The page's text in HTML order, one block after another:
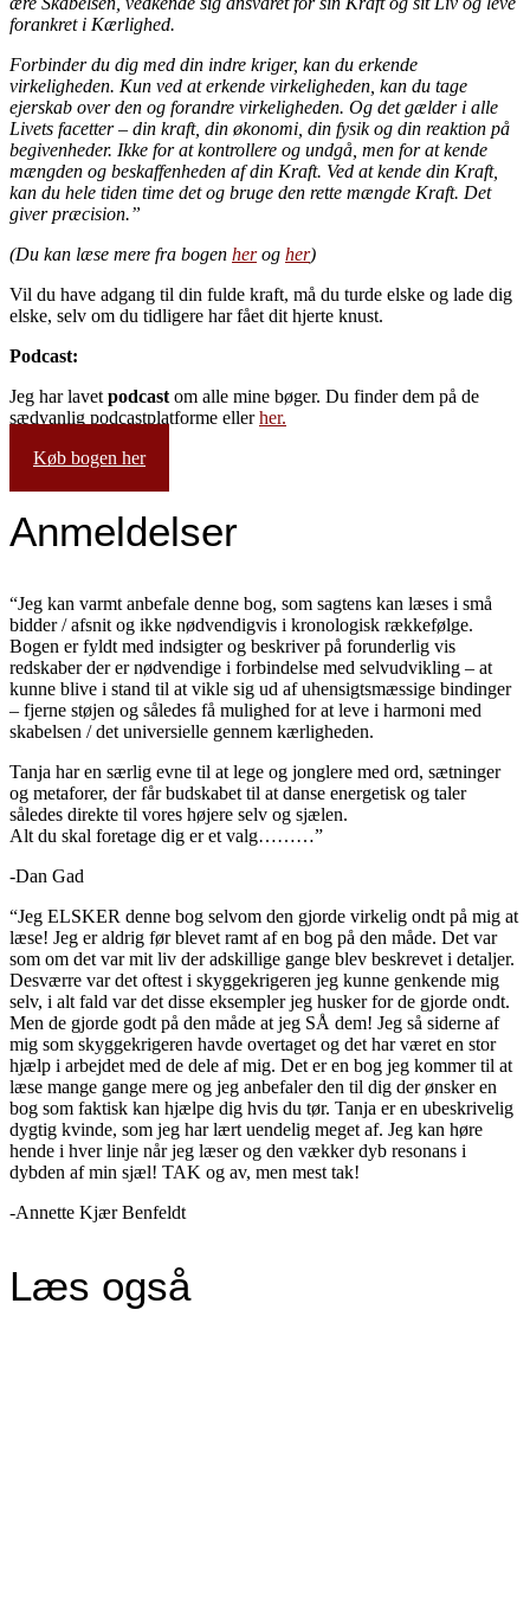
forankret i Kærlighed.
Forbinder du dig med din indre kriger, kan du erkende
virkeligheden. Kun ved at erkende virkeligheden, kan du tage
ejerskab over den og forandre virkeligheden. Og det gælder i alle
Livets facetter – din kraft, din økonomi, din fysik og din reaktion på
begivenheder. Ikke for at kontrollere og undgå, men for at kende
mængden og beskaffenheden af din Kraft. Ved at kende din Kraft,
kan du hele tiden time det og bruge den rette mængde Kraft. Det
giver præcision.”
(Du kan læse mere fra bogen herog her)
Vil du have adgang til din fulde kraft, må du turde elske og lade dig
elske, selv om du tidligere har fået dit hjerte knust.
Podcast:
Jeg har lavet podcast om alle mine bøger. Du finder dem på de
sædvanlig podcastplatforme ellerher.
Køb bogen her
Anmeldelser
“​Jeg kan varmt anbefale denne bog, som sagtens kan læses i små
bidder / afsnit og ikke nødvendigvis i kronologisk rækkefølge.
Bogen er fyldt med indsigter og beskriver på forunderlig vis
redskaber der er nødvendige i forbindelse med selvudvikling – at
kunne blive i stand til at vikle sig ud af uhensigtsmæssige bindinger
– fjerne støjen og således få mulighed for at leve i harmoni med
skabelsen / det universielle gennem kærligheden.
Tanja har en særlig evne til at lege og jonglere med ord, sætninger
og metaforer, der får budskabet til at danse energetisk og taler
således direkte til vores højere selv og sjælen.
Alt du skal foretage dig er et valg………”
​-Dan Gad
“Jeg ELSKER denne bog selvom den gjorde virkelig ondt på mig at
læse! Jeg er aldrig før blevet ramt af en bog på den måde. Det var
som om det var mit liv der adskillige gange blev beskrevet i detaljer.
Desværre var det oftest i skyggekrigeren jeg kunne genkende mig
selv, i alt fald var det disse eksempler jeg husker for de gjorde ondt.
Men de gjorde godt på den måde at jeg SÅ dem! Jeg så siderne af
mig som skyggekrigeren havde overtaget og det har været en stor
hjælp i arbejdet med de dele af mig. Det er en bog jeg kommer til at
læse mange gange mere og jeg anbefaler den til dig der ønsker en
bog som faktisk kan hjælpe dig hvis du tør. Tanja er en ubeskrivelig
dygtig kvinde, som jeg har lært uendelig meget af. Jeg kan høre
hende i hver linje når jeg læser og den vækker dyb resonans i
dybden af min sjæl! TAK og av, men mest tak!
-Annette Kjær Benfeldt
Læs også